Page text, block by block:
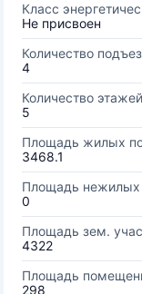
Класс
Не присвоен
Количество
4
Количество
5
Площадь жилых
3468.1
Площадь
0
Площадь зем.
4322
Площадь
298